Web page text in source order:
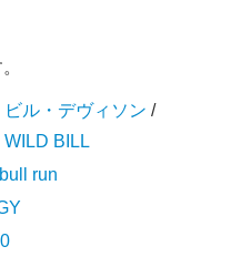
ビル・デヴィソン /
WILD BILL
run